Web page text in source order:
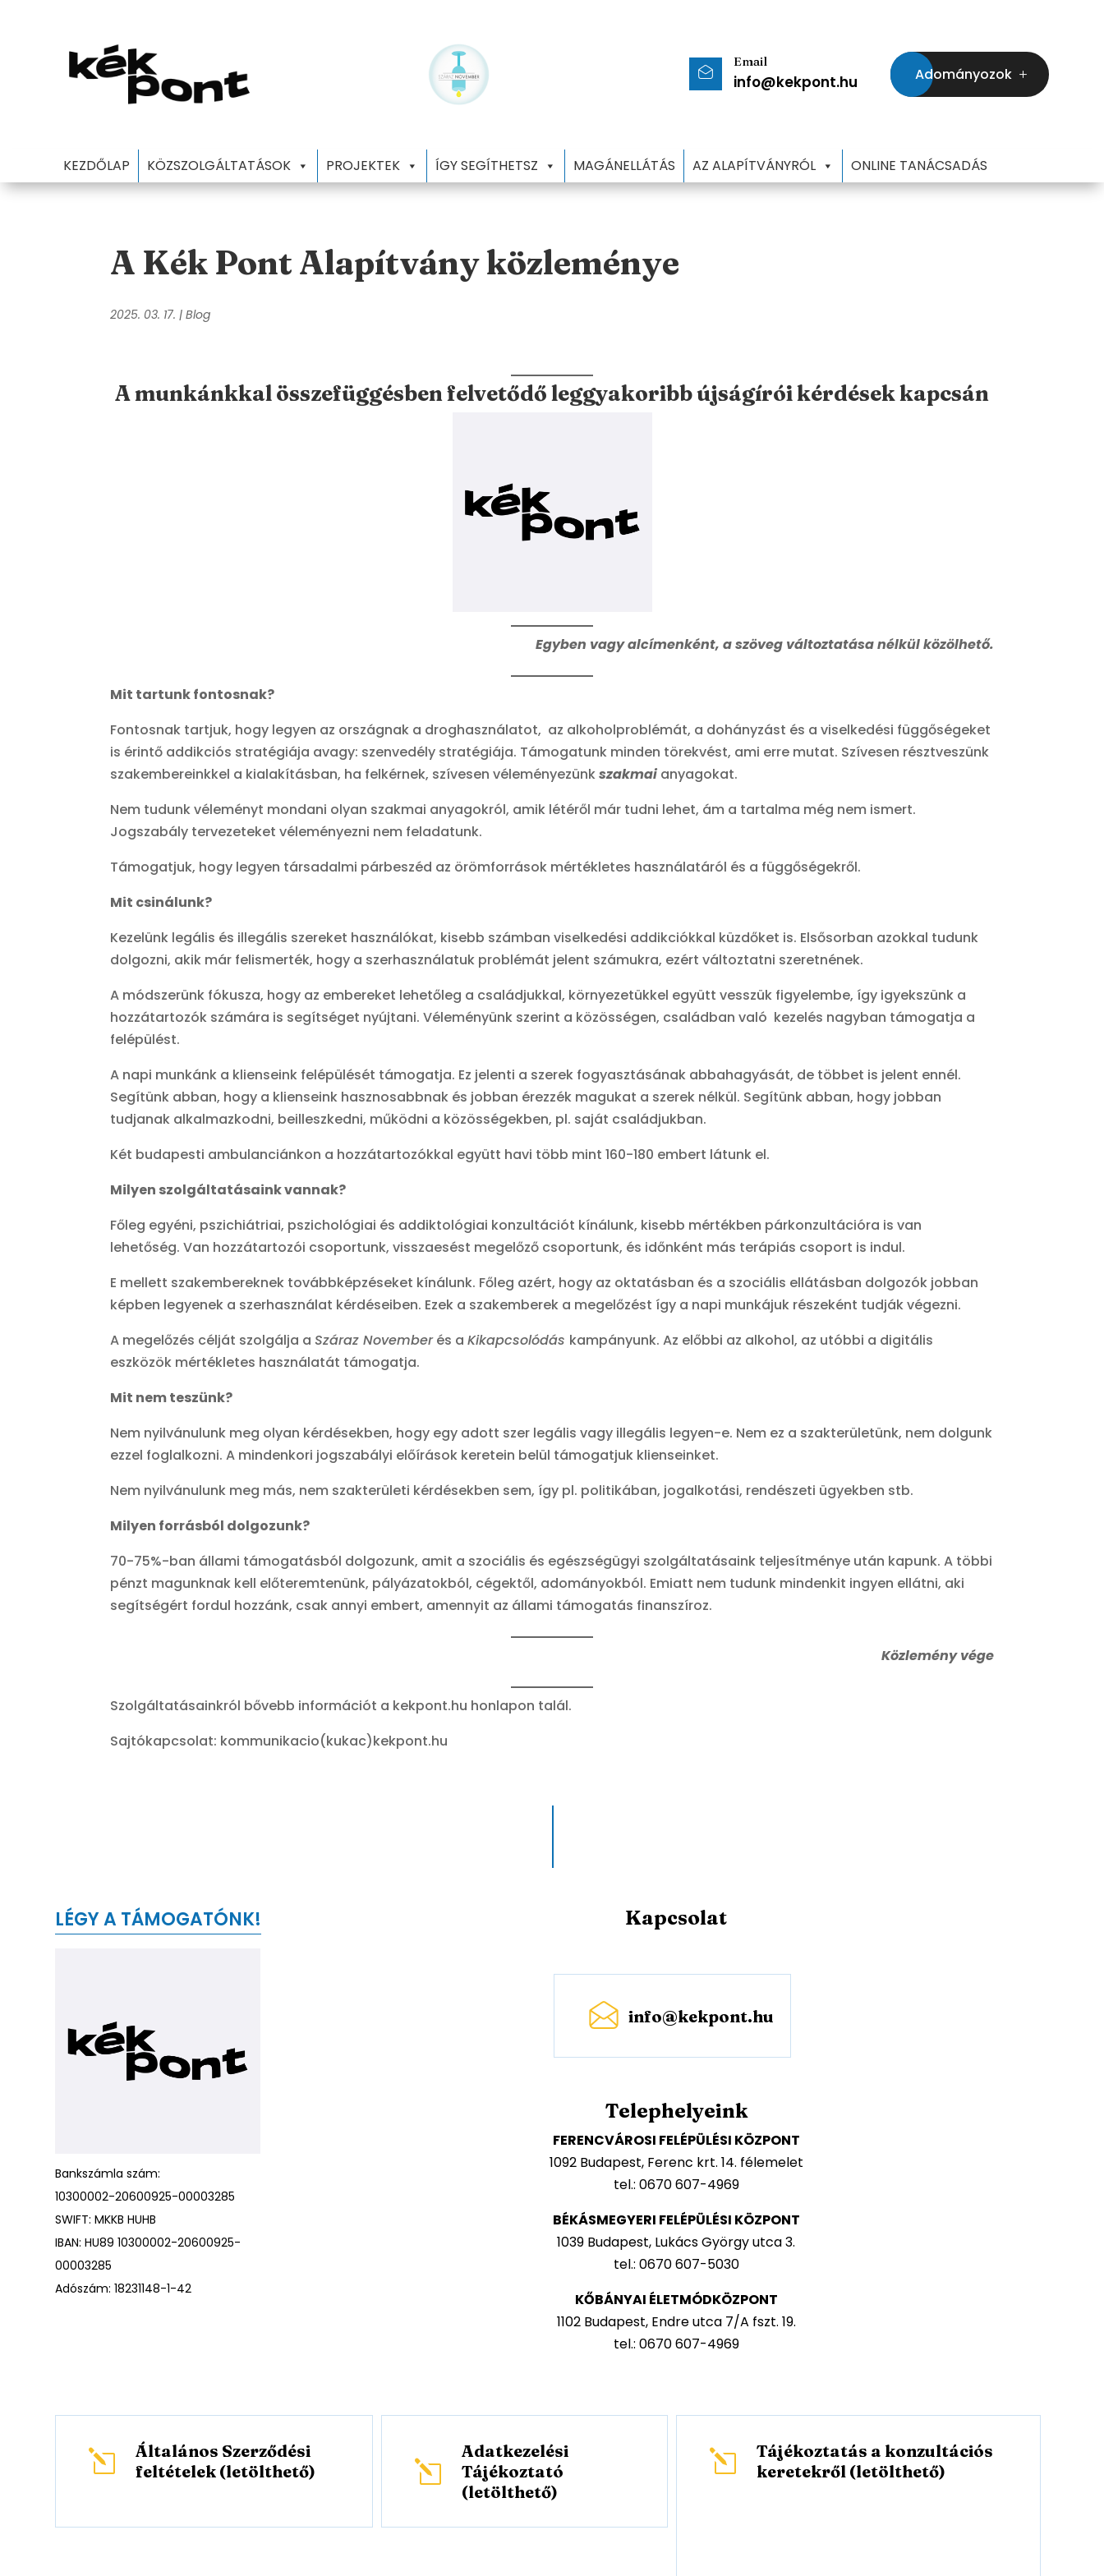
Email
info@kekpont.hu Adományozok
KEZDŐLAP KÖZSZOLGÁLTATÁSOK PROJEKTEK ÍGY SEGÍTHETSZ MAGÁNELLÁTÁS AZ ALAPÍTVÁNYRÓL ONLINE TANÁCSADÁS
A Kék Pont Alapítvány közleménye
2025. 03. 17. |Blog
A munkánkkal összefüggésben felvetődő leggyakoribb újságírói kérdések kapcsán
Egyben vagy alcímenként, a szöveg változtatása nélkül közölhető.
Mit tartunk fontosnak?
Fontosnak tartjuk, hogy legyen az országnak a droghasználatot, az alkoholproblémát, a dohányzást és a viselkedési függőségeket
is érintő addikciós stratégiája avagy: szenvedély stratégiája. Támogatunk minden törekvést, ami erre mutat. Szívesen résztveszünk
szakembereinkkel a kialakításban, ha felkérnek, szívesen véleményezünkszakmai anyagokat.
Nem tudunk véleményt mondani olyan szakmai anyagokról, amik létéről már tudni lehet, ám a tartalma még nem ismert.
Jogszabály tervezeteket véleményezni nem feladatunk.
Támogatjuk, hogy legyen társadalmi párbeszéd az örömforrások mértékletes használatáról és a függőségekről.
Mit csinálunk?
Kezelünk legális és illegális szereket használókat, kisebb számban viselkedési addikciókkal küzdőket is. Elsősorban azokkal tudunk
dolgozni, akik már felismerték, hogy a szerhasználatuk problémát jelent számukra, ezért változtatni szeretnének.
A módszerünk fókusza, hogy az embereket lehetőleg a családjukkal, környezetükkel együtt vesszük figyelembe, így igyekszünk a
hozzátartozók számára is segítséget nyújtani. Véleményünk szerint a közösségen, családban való kezelés nagyban támogatja a
felépülést.
A napi munkánk a klienseink felépülését támogatja. Ez jelenti a szerek fogyasztásának abbahagyását, de többet is jelent ennél.
Segítünk abban, hogy a klienseink hasznosabbnak és jobban érezzék magukat a szerek nélkül. Segítünk abban, hogy jobban
tudjanak alkalmazkodni, beilleszkedni, működni a közösségekben, pl. saját családjukban.
Két budapesti ambulanciánkon a hozzátartozókkal együtt havi több mint 160-180 embert látunk el.
Milyen szolgáltatásaink vannak?
Főleg egyéni, pszichiátriai, pszichológiai és addiktológiai konzultációt kínálunk, kisebb mértékben párkonzultációra is van
lehetőség. Van hozzátartozói csoportunk, visszaesést megelőző csoportunk, és időnként más terápiás csoport is indul.
E mellett szakembereknek továbbképzéseket kínálunk. Főleg azért, hogy az oktatásban és a szociális ellátásban dolgozók jobban
képben legyenek a szerhasználat kérdéseiben. Ezek a szakemberek a megelőzést így a napi munkájuk részeként tudják végezni.
A megelőzés célját szolgálja aSzáraz Novemberés aKikapcsolódás kampányunk. Az előbbi az alkohol, az utóbbi a digitális
eszközök mértékletes használatát támogatja.
Mit nem teszünk?
Nem nyilvánulunk meg olyan kérdésekben, hogy egy adott szer legális vagy illegális legyen-e. Nem ez a szakterületünk, nem dolgunk
ezzel foglalkozni. A mindenkori jogszabályi előírások keretein belül támogatjuk klienseinket.
Nem nyilvánulunk meg más, nem szakterületi kérdésekben sem, így pl. politikában, jogalkotási, rendészeti ügyekben stb.
Milyen forrásból dolgozunk?
70-75%-ban állami támogatásból dolgozunk, amit a szociális és egészségügyi szolgáltatásaink teljesítménye után kapunk. A többi
pénzt magunknak kell előteremtenünk, pályázatokból, cégektől, adományokból. Emiatt nem tudunk mindenkit ingyen ellátni, aki
segítségért fordul hozzánk, csak annyi embert, amennyit az állami támogatás finanszíroz.
Közlemény vége
Szolgáltatásainkról bővebb információt a kekpont.hu honlapon talál.
Sajtókapcsolat: kommunikacio(kukac)kekpont.hu
LÉGY A TÁMOGATÓNK!
Bankszámla szám:
10300002-20600925-00003285
SWIFT: MKKB HUHB
IBAN: HU89 10300002-20600925-
00003285
Adószám: 18231148-1-42
Kapcsolat
info@kekpont.hu
Telephelyeink
FERENCVÁROSI FELÉPÜLÉSI KÖZPONT
1092 Budapest, Ferenc krt. 14. félemelet
tel.: 0670 607-4969
BÉKÁSMEGYERI FELÉPÜLÉSI KÖZPONT
1039 Budapest, Lukács György utca 3.
tel.: 0670 607-5030
KŐBÁNYAI ÉLETMÓDKÖZPONT
1102 Budapest, Endre utca 7/A fszt. 19.
tel.: 0670 607-4969
l
Általános Szerződési
feltételek (letölthető)
l
Adatkezelési
Tájékoztató
(letölthető)
l
Tájékoztatás a konzultációs
keretekről (letölthető)